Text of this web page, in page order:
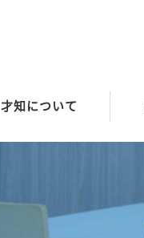
才知について